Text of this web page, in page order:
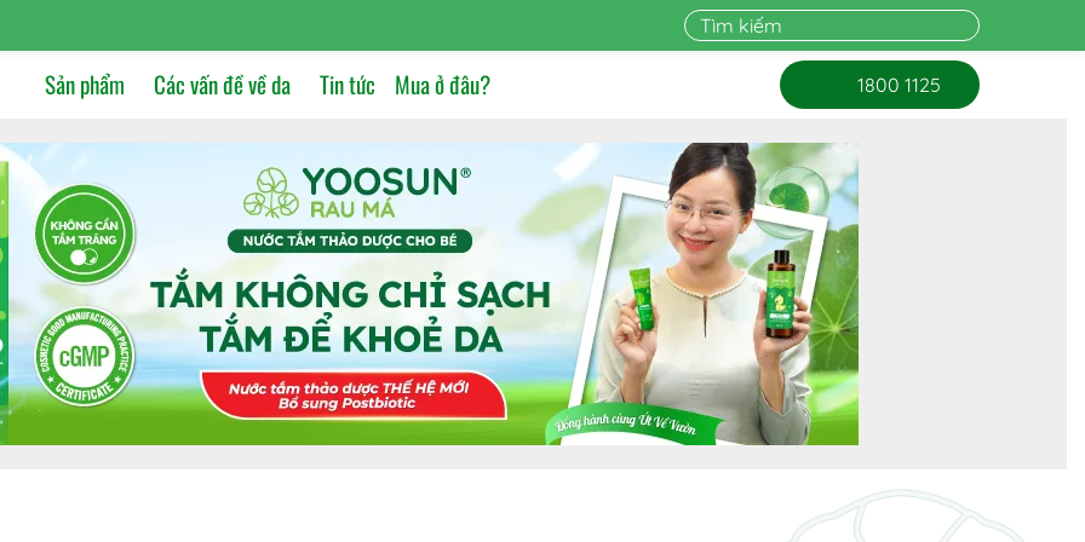
Sản phẩm Các vấn đề về da Tin tức Mua ở đâu? 1800 1125